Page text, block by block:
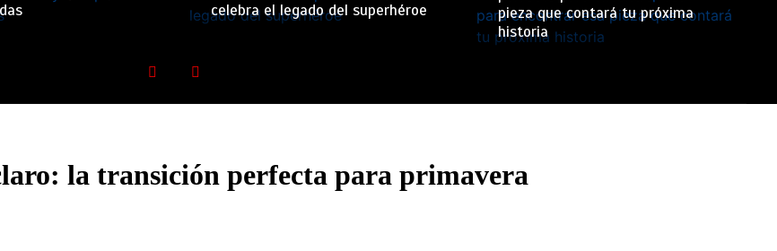
celebra el legado del superhéroe
pieza que contará tu próxima
historia
la transición perfecta para primavera